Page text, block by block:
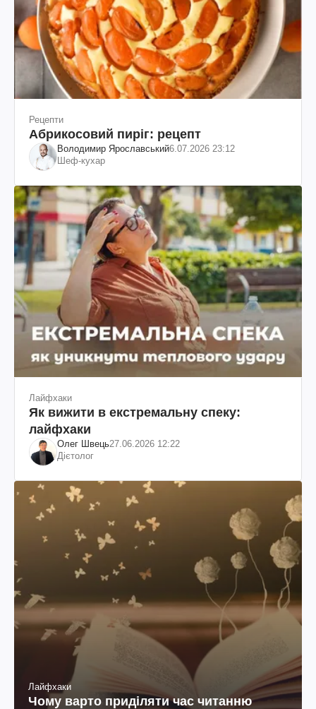
Рецепти
Абрикосовий пиріг: рецепт
Володимир Ярославський6.07.2026 23:12
Шеф-кухар
Лайфхаки
Як вижити в екстремальну спеку:
лайфхаки
Олег Швець27.06.2026 12:22
Дієтолог
Лайфхаки
Чому варто приділяти час читанню